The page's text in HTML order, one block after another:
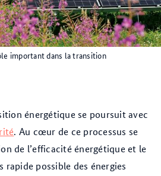
important dans la transition
énergétique se poursuit avec
. Au cœur de ce processus se
de l’efficacité énergétique et le
rapide possible des énergies